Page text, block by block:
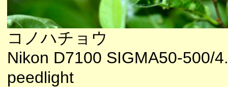
コノハチョウ
Nikon D7100 SIGMA50-500/
peedlight